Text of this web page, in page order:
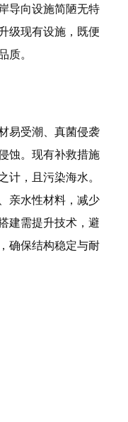
导向设施简陋无特
级现有设施，既便
质。
易受潮、真菌侵袭
蚀。现有补救措施
计，且污染海水。
亲水性材料，减少
建需提升技术，避
确保结构稳定与耐